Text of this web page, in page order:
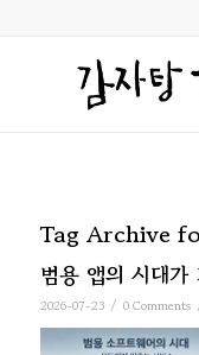
Tag Archive
범용 앱의 시대
2026-07-23 / 0 Comments